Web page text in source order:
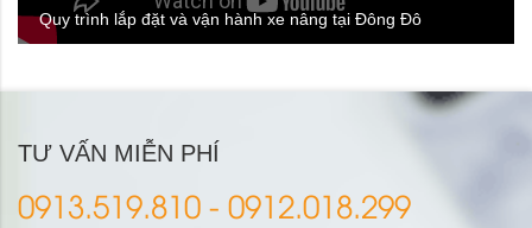
Quy trình lắp đặt và vận hành xe nâng tại Đông Đô
TƯ VẤN MIỄN PHÍ
0913.519.810 - 0912.018.299